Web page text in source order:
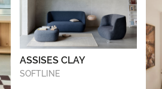
ASSISES CLAY
SOFTLINE